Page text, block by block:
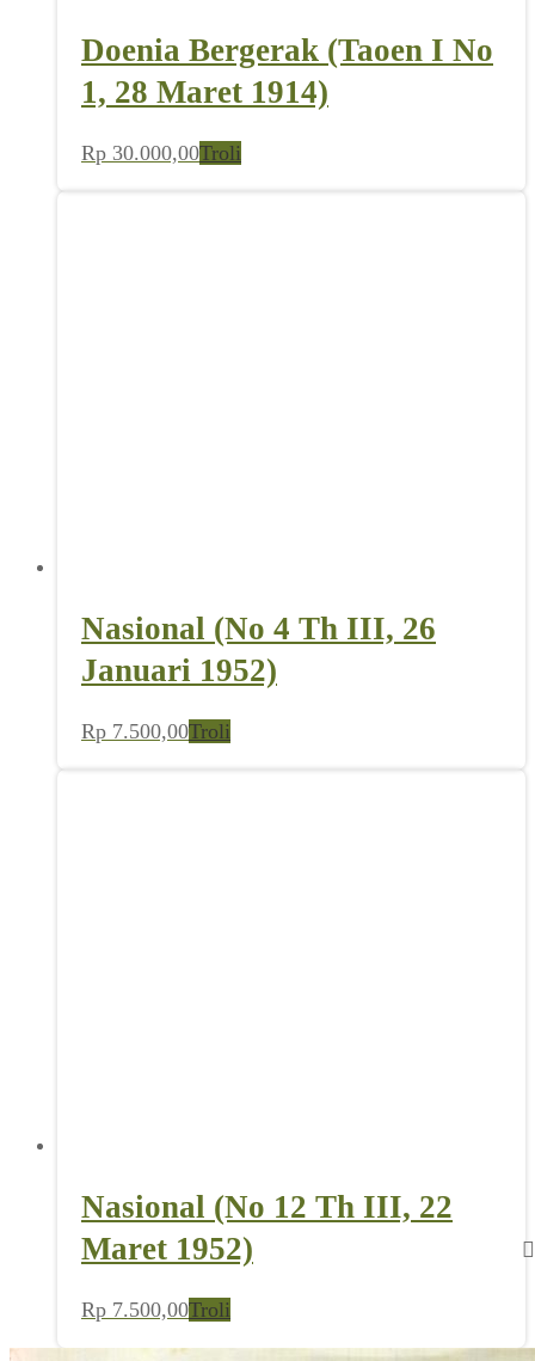
Doenia Bergerak (Taoen I No
1, 28 Maret 1914)
Rp 30.000,00Troli
Nasional (No 4 Th III, 26
Januari 1952)
Rp 7.500,00Troli
Nasional (No 12 Th III, 22
Maret 1952)
Rp 7.500,00Troli